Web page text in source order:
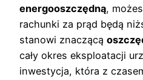
energooszczędną,
rachunki za prąd będą
stanowi znaczącą
cały okres eksploatacji
inwestycja, która z